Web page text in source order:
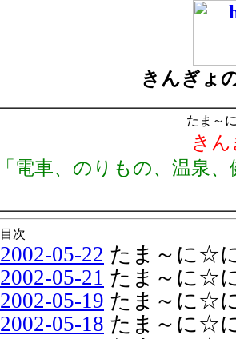
きんぎょ
たま～
き
「電車、のりもの、温泉
目次
2002-05-22 たま～に☆
2002-05-21 たま～に☆
2002-05-19 たま～に☆
2002-05-18 たま～に☆